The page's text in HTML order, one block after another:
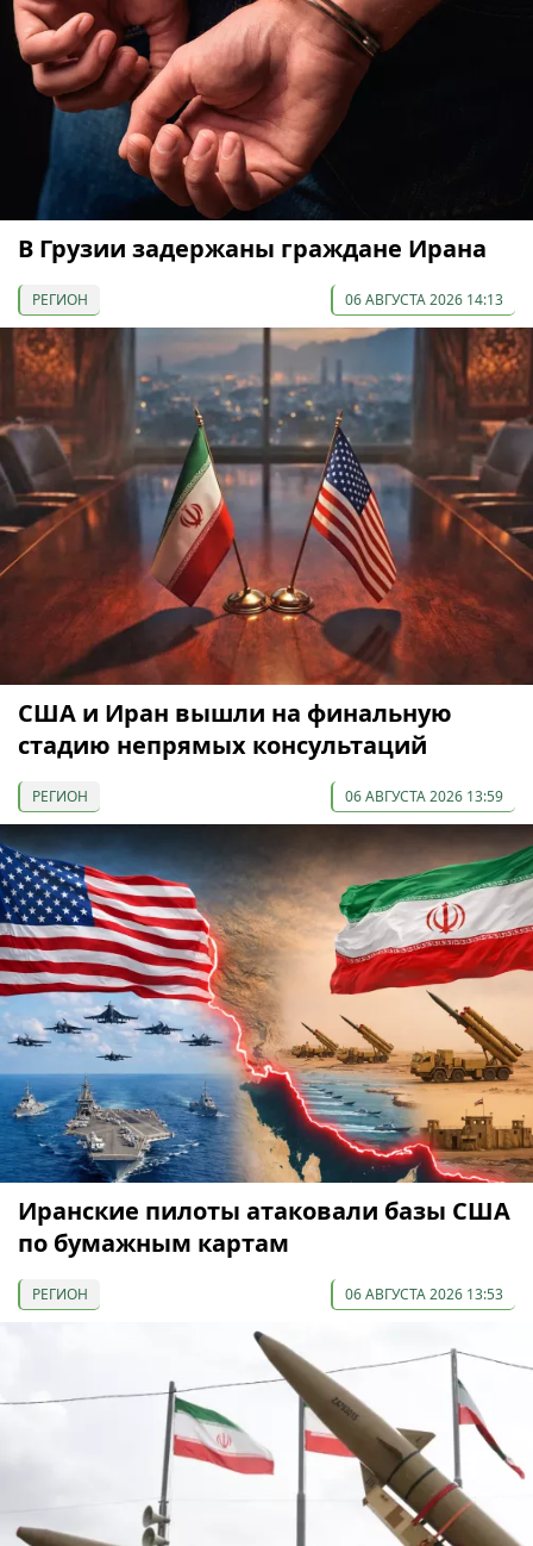
В Грузии задержаны граждане Ирана
РЕГИОН 06 АВГУСТА 2026 14:13
США и Иран вышли на финальную
стадию непрямых консультаций
РЕГИОН 06 АВГУСТА 2026 13:59
Иранские пилоты атаковали базы США
по бумажным картам
РЕГИОН 06 АВГУСТА 2026 13:53